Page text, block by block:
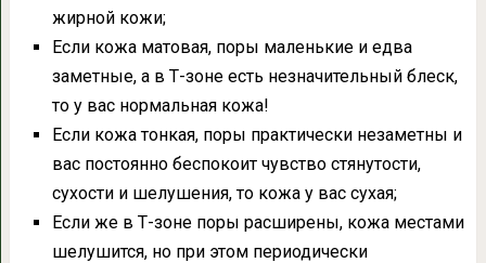
жирной кожи;
Если кожа матовая, поры маленькие и едва
заметные, а в Т-зоне есть незначительный блеск,
то у вас нормальная кожа!
Если кожа тонкая, поры практически незаметны и
вас постоянно беспокоит чувство стянутости,
сухости и шелушения, то кожа у вас сухая;
Если же в Т-зоне поры расширены, кожа местами
шелушится, но при этом периодически